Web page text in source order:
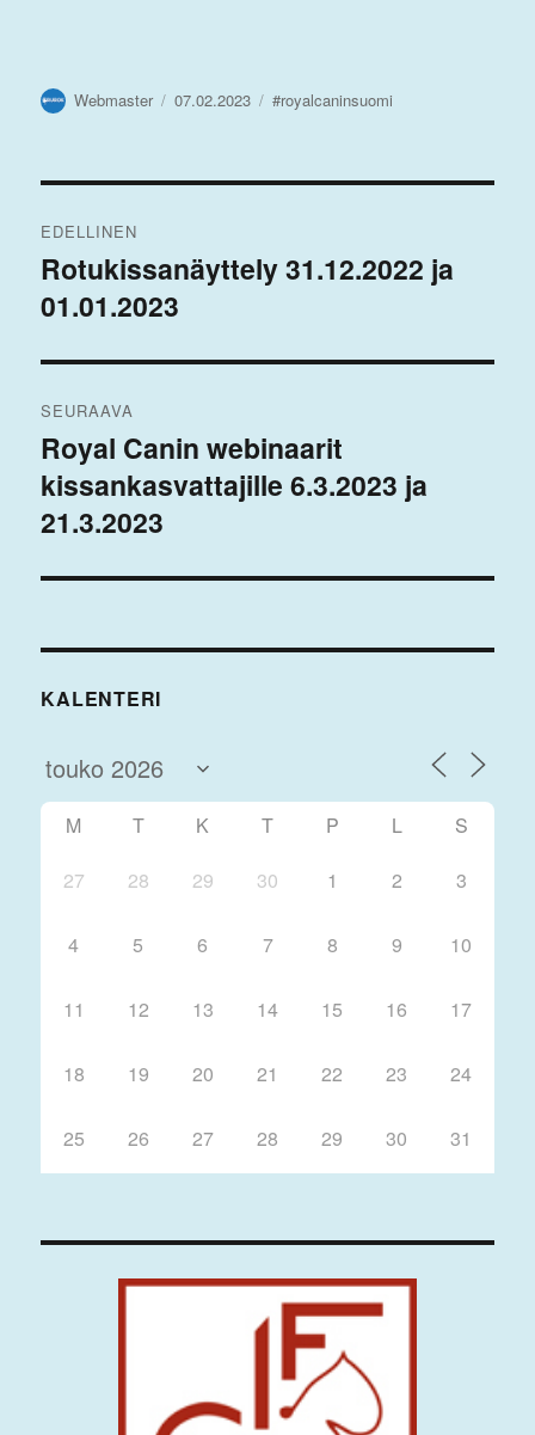
Kirjoittaja
Webmaster Julkaistu
07.02.2023 Avainsanat
#royalcaninsuomi
selaus
EDELLINEN
Edellinen
artikkeli:
Rotukissanäyttely 31.12.2022 ja
01.01.2023
SEURAAVA
Seuraava
artikkeli:
Royal Canin webinaarit
kissankasvattajille 6.3.2023 ja
21.3.2023
KALENTERI
M T K T P L
S
27
28 29 30 1 2 3
4 5 6 7 8 9 10
11 12 13 14 15 16 17
18 19 20 21 22 23 24
25 26 27 28 29 30 31